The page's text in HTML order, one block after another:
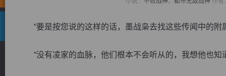
“要是按您说的这样的话，墨战枭去找这些传闻中的附
“没有凌家的血脉，他们根本不会听从的，我想他也知